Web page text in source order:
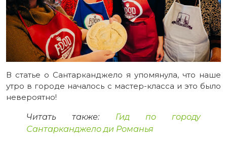
В статье о Сантарканджело я упомянула, что наше
утро в городе началось с мастер-класса и это было
невероятно!
Читать также: Гид по городу
Сантарканджело ди Романья